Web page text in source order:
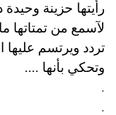
رأيتها حزينة
لآسمع من تمتاتها
تردد ويرتسم عليها
وتحكي بأنها ....
.
.